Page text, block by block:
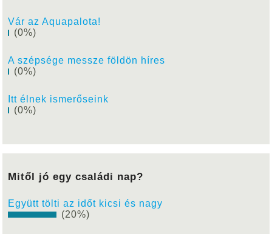
Vár az Aquapalota!
(0%)
A szépsége messze földön híres
(0%)
Itt élnek ismerőseink
(0%)
Mitől jó egy családi nap?
Együtt tölti az időt kicsi és nagy
(20%)